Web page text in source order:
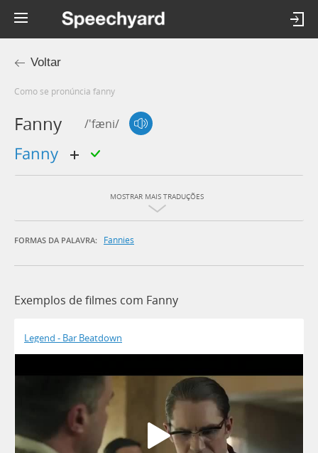
Voltar
Como se pronúncia fanny
Fanny /'fæni/
fanny
MOSTRAR MAIS TRADUÇÕES
FORMAS DA PALAVRA: Fannies
Exemplos de filmes com Fanny
Legend - Bar Beatdown